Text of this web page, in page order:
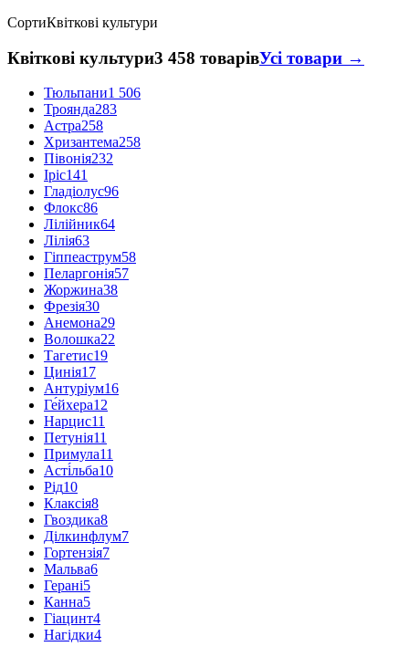
СортиКвіткові культури
Квіткові культури3 458 товарівУсі товари →
Тюльпани1 506
Троянда283
Астра258
Хризантема258
Півонія232
Іріс141
Гладіолус96
Флокс86
Лілійник64
Лілія63
Гіппеаструм58
Пеларгонія57
Жоржина38
Фрезія30
Анемона29
Волошка22
Тагетис19
Цинія17
Антуріум16
Ге́йхера12
Нарцис11
Петунія11
Примула11
Асті́льба10
Рід10
Клаксія8
Гвоздика8
Ділкинфлум7
Гортензія7
Мальва6
Герані5
Канна5
Гіацинт4
Нагідки4